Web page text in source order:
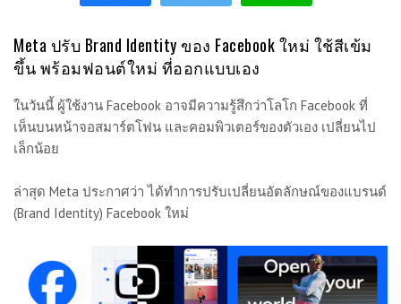
Meta ปรับ Brand Identity ของ Facebook ใหม่ ใช้สีเข้ม
ขึ้น พร้อมฟอนต์ใหม่ ที่ออกแบบเอง
ในวันนี้ ผู้ใช้งาน Facebook อาจมีความรู้สึกว่าโลโก Facebook ที่
เห็นบนหน้าจอสมาร์ตโฟน และคอมพิวเตอร์ของตัวเอง เปลี่ยนไป
เล็กน้อย
ล่าสุด Meta ประกาศว่า ได้ทำการปรับเปลี่ยนอัตลักษณ์ของแบรนด์
(Brand Identity) Facebook ใหม่